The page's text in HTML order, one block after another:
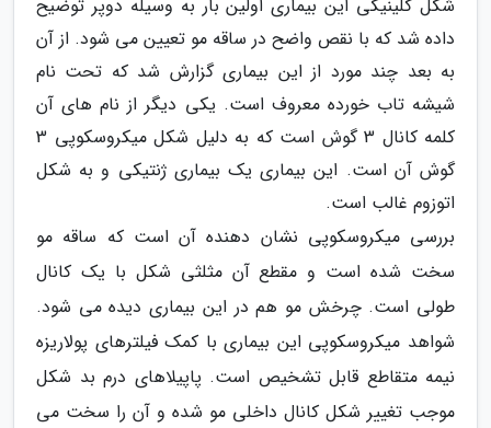
شکل کلینیکی این بیماری اولین بار به وسیله دوپر توضیح
داده شد که با نقص واضح در ساقه مو تعیین می شود. از آن
به بعد چند مورد از این بیماری گزارش شد که تحت نام
شیشه تاب خورده معروف است. یکی دیگر از نام های آن
کلمه کانال 3 گوش است که به دلیل شکل میکروسکوپی 3
گوش آن است. این بیماری یک بیماری ژنتیکی و به شکل
اتوزوم غالب است.
بررسی میکروسکوپی نشان دهنده آن است که ساقه مو
سخت شده است و مقطع آن مثلثی شکل با یک کانال
طولی است. چرخش مو هم در این بیماری دیده می شود.
شواهد میکروسکوپی این بیماری با کمک فیلترهای پولاریزه
نیمه متقاطع قابل تشخیص است. پاپیلاهای درم بد شکل
موجب تغییر شکل کانال داخلی مو شده و آن را سخت می